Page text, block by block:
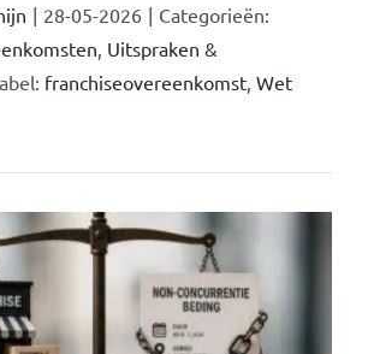
| 28-05-2026 | Categorieën:
Uitspraken &
franchiseovereenkomst, Wet